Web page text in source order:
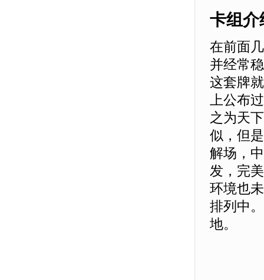
卡组介
在前面
并经常
这套牌
上公布
之为天
似，但
解场，
发，完
环境也
排列中
地。